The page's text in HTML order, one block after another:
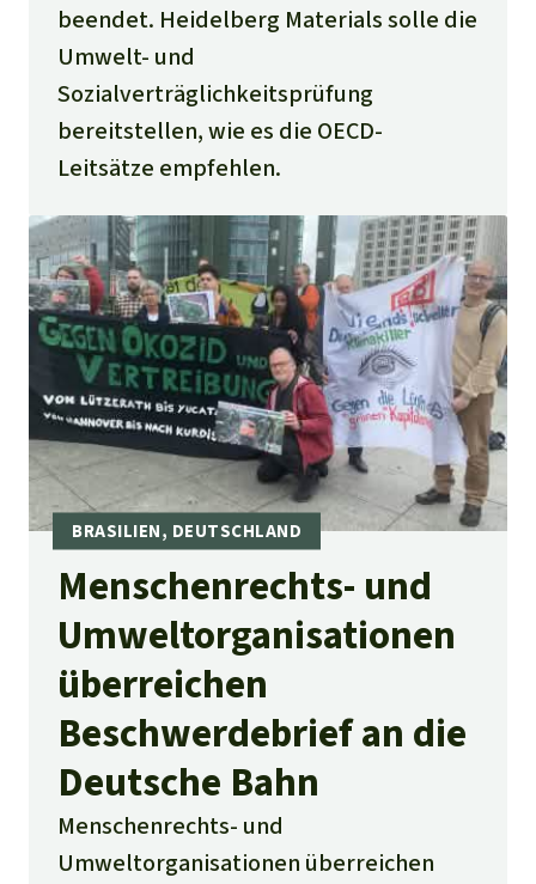
beendet. Heidelberg Materials solle die
Umwelt- und
Sozialverträglichkeitsprüfung
bereitstellen, wie es die OECD-
Leitsätze empfehlen.
Menschenrechts- und
Umweltorganisationen
überreichen
Beschwerdebrief an die
Deutsche Bahn
Menschenrechts- und
Umweltorganisationen überreichen